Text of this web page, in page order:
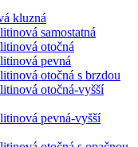
kluzná
samostatná
otočná
pevná
otočná s brzdou
otočná-vyšší
pevná-vyšší